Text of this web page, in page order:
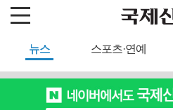
뉴스 스포츠·연예